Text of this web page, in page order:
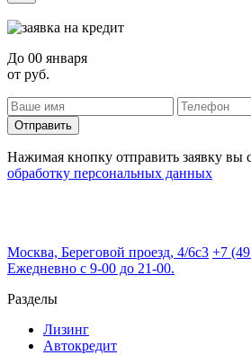
До 00 января
от руб.
Отправить
Нажимая кнопку отправить заявку вы
обработку персональных данных
Москва, Береговой проезд, 4/6с3 +7
Ежедневно с 9-00 до 21-00.
Разделы
Лизинг
Автокредит